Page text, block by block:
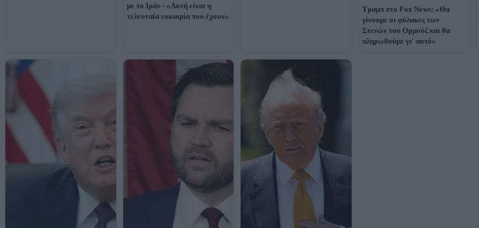
με το Ιράν - «Αυτή είναι η
τελευταία ευκαιρία που έχουν»
Τραμπ στο Fox News: «Θα
γίνουμε οι φύλακες των
Στενών του Ορμούζ και θα
πληρωθούμε γι' αυτό»